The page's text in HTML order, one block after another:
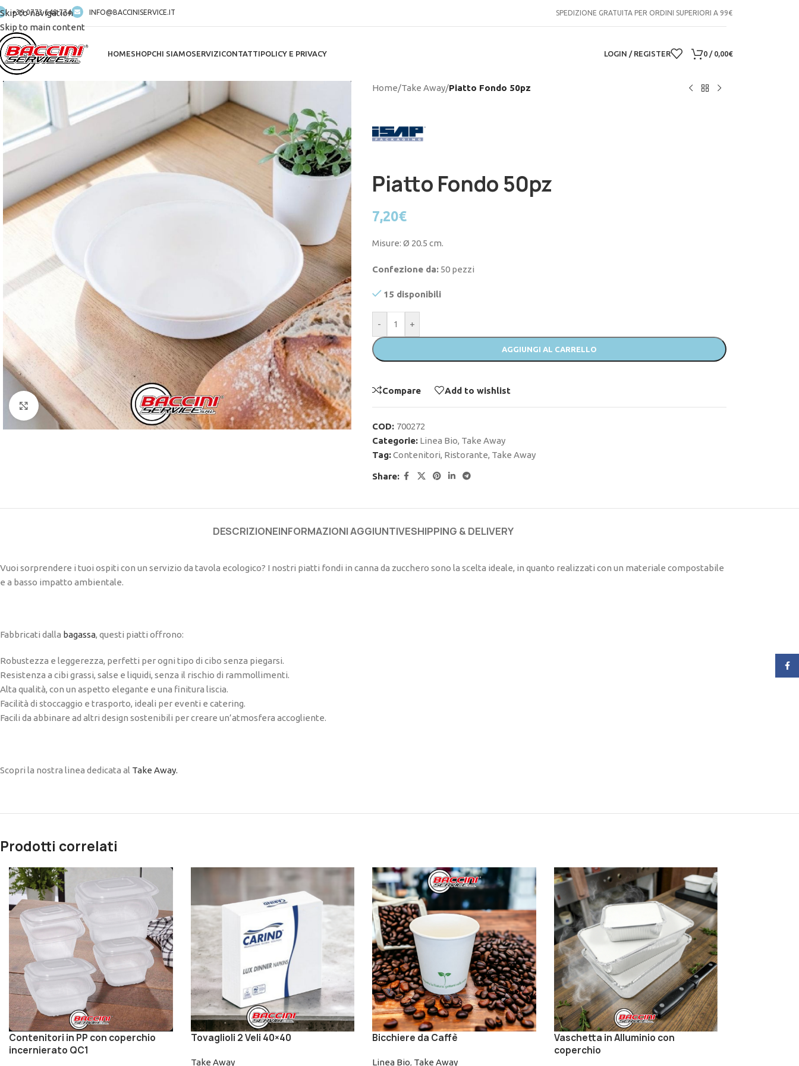
Skip to navigation
Skip to main content
+39 0773 648 774 INFO@BACCINISERVICE.IT SPEDIZIONE GRATUITA PER ORDINI SUPERIORI A 99€
HOMESHOPCHI SIAMOSERVIZICONTATTIPOLICY E PRIVACY LOGIN / REGISTER 0 / 0,00€
Click to enlarge
Home/Take Away/Piatto Fondo 50pz
Piatto Fondo 50pz
7,20€
Misure: Ø 20.5 cm.
Confezione da:50 pezzi
15 disponibili
- +
AGGIUNGI AL CARRELLO
Compare Add to wishlist
COD: 700272
Categorie: Linea Bio, Take Away
Tag:Contenitori, Ristorante, Take Away
Share:
DESCRIZIONEINFORMAZIONI AGGIUNTIVESHIPPING & DELIVERY
Vuoi sorprendere i tuoi ospiti con un servizio da tavola ecologico? I nostri piatti fondi in canna da zucchero sono la scelta ideale, in quanto realizzati con un materiale compostabile
e a basso impatto ambientale.
Fabbricati dalla bagassa, questi piatti offrono:
Robustezza e leggerezza, perfetti per ogni tipo di cibo senza piegarsi.
Resistenza a cibi grassi, salse e liquidi, senza il rischio di rammollimenti.
Alta qualità, con un aspetto elegante e una finitura liscia.
Facilità di stoccaggio e trasporto, ideali per eventi e catering.
Facili da abbinare ad altri design sostenibili per creare un’atmosfera accogliente.
Scopri la nostra linea dedicata al Take Away.
Prodotti correlati
Contenitori in PP con coperchio
incernierato QC1
Tovaglioli 2 Veli 40×40
Take Away
Bicchiere da Caffè
Linea Bio, Take Away
Vaschetta in Alluminio con
coperchio